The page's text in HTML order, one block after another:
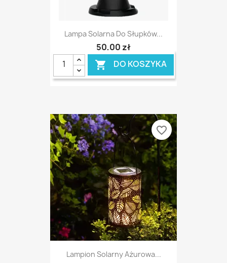
Lampa Solarna Do Słupków...
50,00 zł
 DO KOSZYKA
Lampion Solarny Ażurowa...
favorite_border